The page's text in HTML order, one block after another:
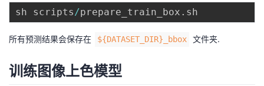
sh scripts /prepare_train_box .
所有预测结果会保存在 ${DATASET_DIR}_bbox 文件夹.
训练图像上色模型